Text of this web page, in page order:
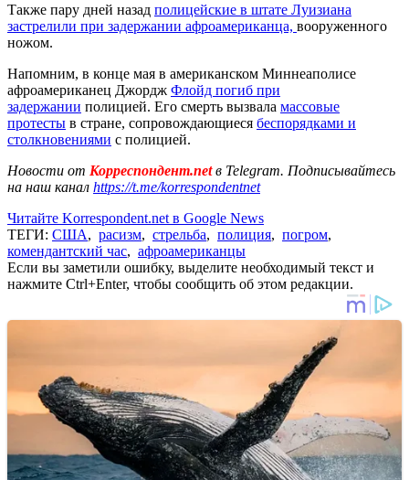
Также пару дней назад полицейские в штате Луизиана
застрелили при задержании афроамериканца, вооруженного
ножом.
Напомним, в конце мая в американском Миннеаполисе
афроамериканец Джордж Флойд погиб при
задержании полицией. Его смерть вызвала массовые
протесты в стране, сопровождающиеся беспорядками и
столкновениями с полицией.
Новости от Корреспондент.netв Telegram. Подписывайтесь
на наш канал https://t.me/korrespondentnet
Читайте Korrespondent.net в Google News
ТЕГИ: США, расизм, стрельба, полиция, погром,
комендантский час, афроамериканцы
Если вы заметили ошибку, выделите необходимый текст и
нажмите Ctrl+Enter, чтобы сообщить об этом редакции.